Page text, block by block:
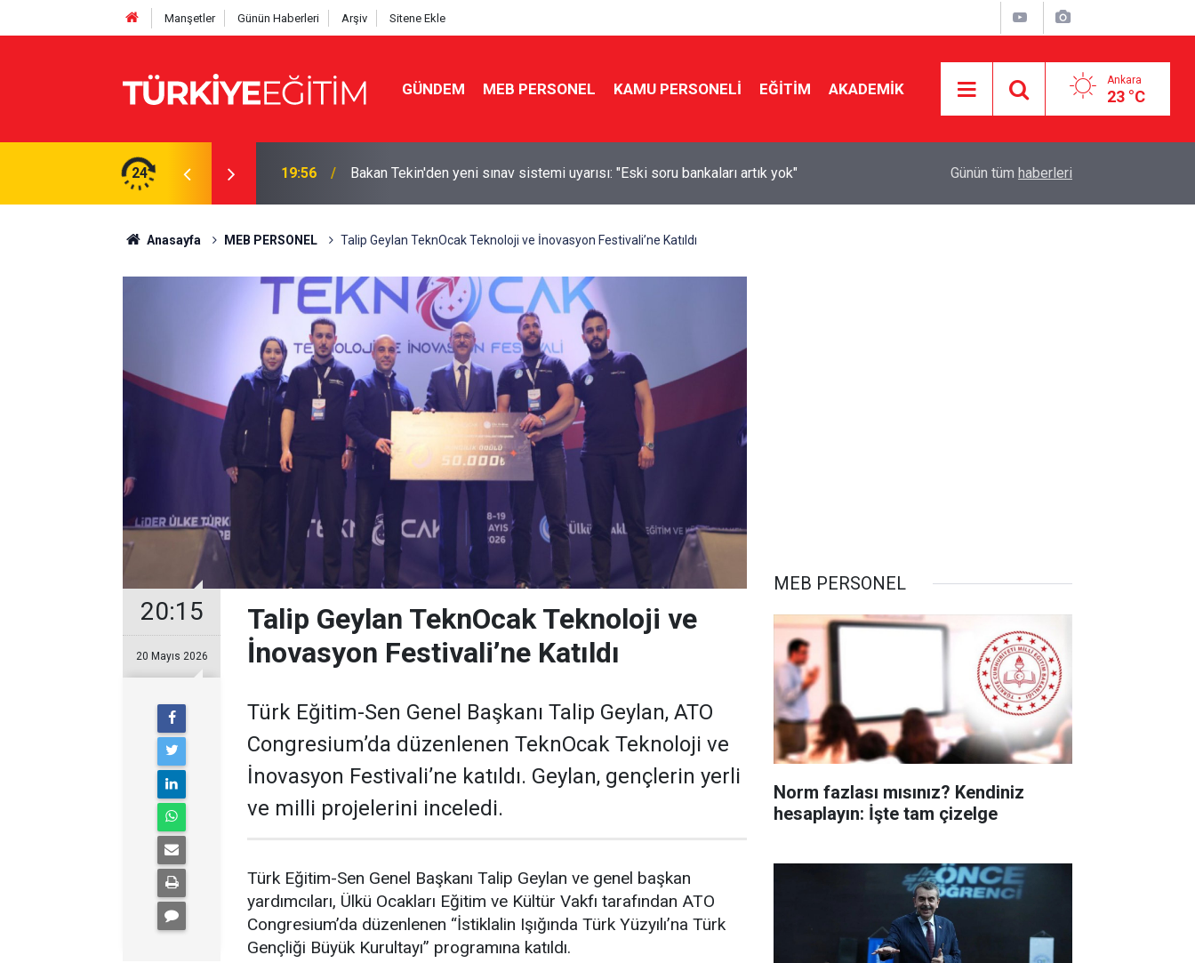
Manşetler Günün Haberleri Arşiv Sitene Ekle
GÜNDEM MEB PERSONEL KAMU PERSONELİ EĞİTİM AKADEMİK Ankara
23 °C
24
İşte tam çizelge 19:56 Bakan Tekin'den yeni sınav sistemi uyarısı: "Eski soru bankaları artık yok" Seçmeli ders düzenlemesi yargıya taşındı!
Günün tüm haberleri
Anasayfa MEB PERSONEL Talip Geylan TeknOcak Teknoloji ve İnovasyon Festivali’ne Katıldı
20:15
20 Mayıs 2026
Talip Geylan TeknOcak Teknoloji ve
İnovasyon Festivali’ne Katıldı
Türk Eğitim-Sen Genel Başkanı Talip Geylan, ATO
Congresium’da düzenlenen TeknOcak Teknoloji ve
İnovasyon Festivali’ne katıldı. Geylan, gençlerin yerli
ve milli projelerini inceledi.
Türk Eğitim-Sen Genel Başkanı Talip Geylan ve genel başkan
yardımcıları, Ülkü Ocakları Eğitim ve Kültür Vakfı tarafından ATO
Congresium’da düzenlenen “İstiklalin Işığında Türk Yüzyılı’na Türk
Gençliği Büyük Kurultayı” programına katıldı.
MEB PERSONEL
Norm fazlası mısınız? Kendiniz
hesaplayın: İşte tam çizelge